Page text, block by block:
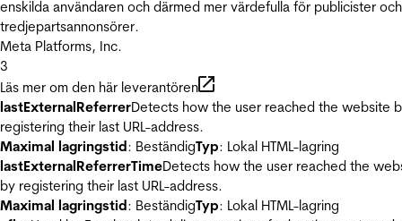
enskilda användaren och därmed mer värdefulla för publicister och
tredjepartsannonsörer.
Meta Platforms, Inc.
3
Läs mer om den här leverantören
lastExternalReferrerDetects how the user reached the website
registering their last URL-address.
Maximal lagringstid: BeständigTyp: Lokal HTML-lagring
lastExternalReferrerTimeDetects how the user reached the
by registering their last URL-address.
Maximal lagringstid: BeständigTyp: Lokal HTML-lagring